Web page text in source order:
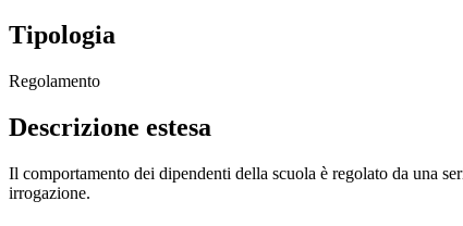
Tipologia
Regolamento
Descrizione estesa
Il comportamento dei dipendenti della scuola è regolato da una
irrogazione.